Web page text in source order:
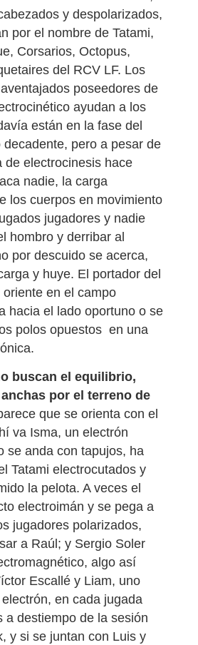
y despolarizados,
por el nombre de Tatami,
Corsarios, Octopus,
del RCV LF. Los
poseedores de
ayudan a los
están en la fase del
pero a pesar de
de electrocinesis hace
nadie, la carga
los cuerpos en movimiento
jugadores y nadie
hombro y derribar al
por descuido se acerca,
y huye. El portador del
en el campo
hacia el lado oportuno o se
polos opuestos en una
buscan el equilibrio,
por el terreno de
que se orienta con el
va Isma, un electrón
se anda con tapujos, ha
Tatami electrocutados y
la pelota. A veces el
electroimán y se pega a
jugadores polarizados,
a Raúl; y Sergio Soler
algo así
Escallé y Liam, uno
en cada jugada
a destiempo de la sesión
y si se juntan con Luis y